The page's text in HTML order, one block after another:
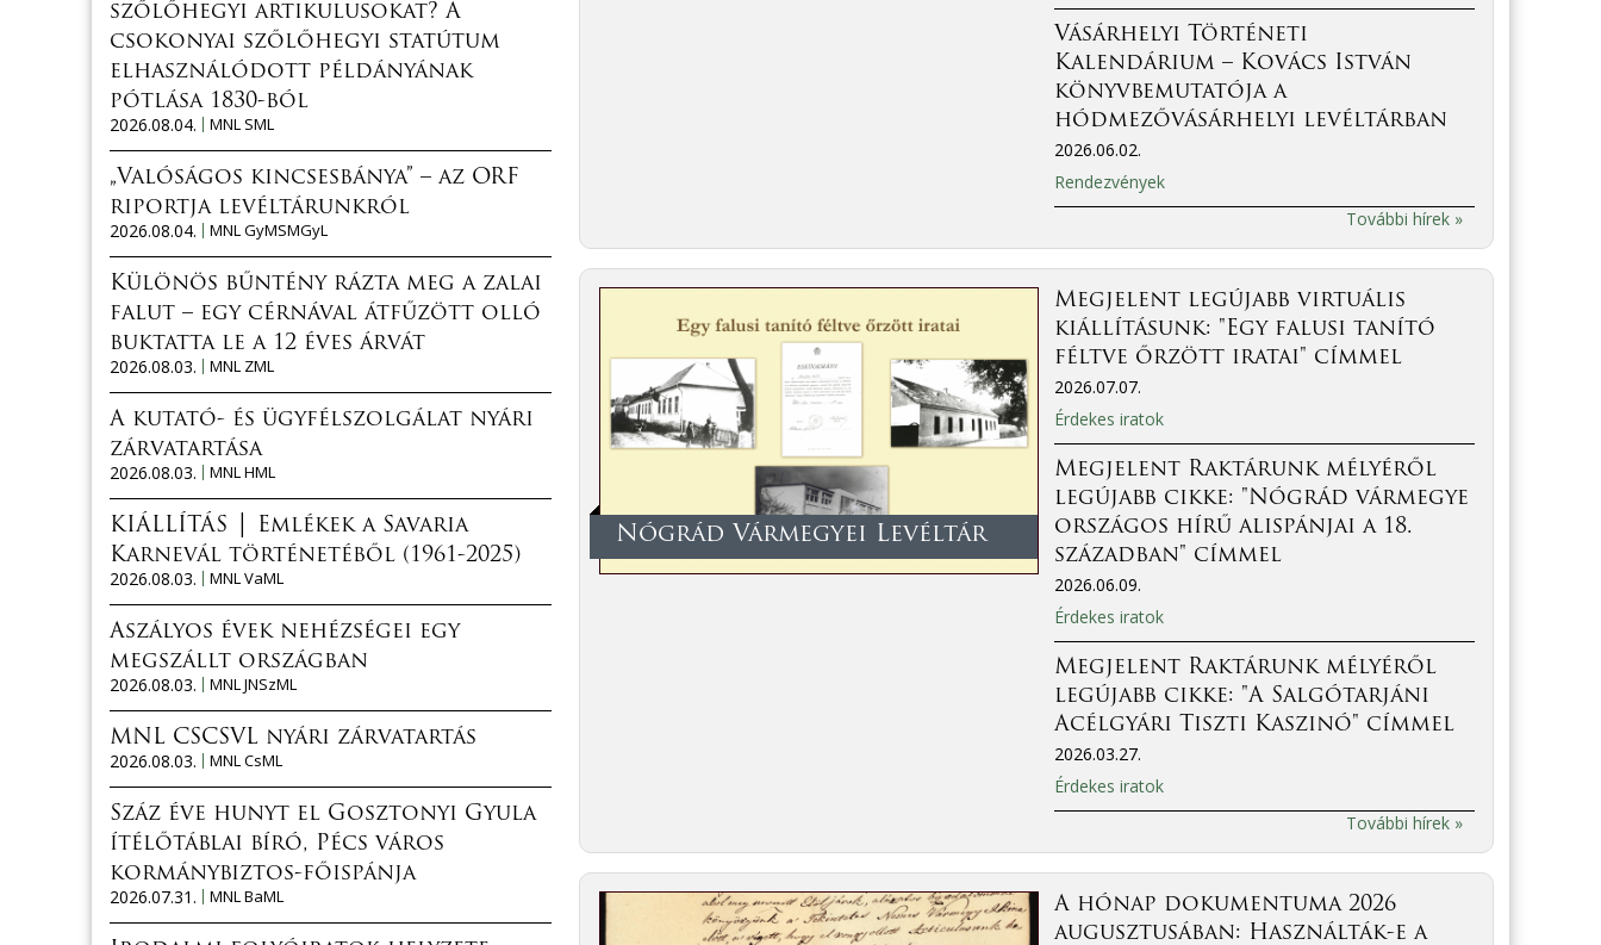
Vásárhelyi Történeti
Kalendárium – Kovács István
könyvbemutatója a
hódmezővásárhelyi levéltárban
2026.06.02.
Rendezvények
További hírek »
Nógrád Vármegyei Levéltár
Megjelent legújabb virtuális
kiállításunk: "Egy falusi tanító
féltve őrzött iratai" címmel
2026.07.07.
Érdekes iratok
Megjelent Raktárunk mélyéről
legújabb cikke: "Nógrád vármegye
országos hírű alispánjai a 18.
században" címmel
2026.06.09.
Érdekes iratok
Megjelent Raktárunk mélyéről
legújabb cikke: "A Salgótarjáni
Acélgyári Tiszti Kaszinó" címmel
2026.03.27.
Érdekes iratok
További hírek »
A hónap dokumentuma 2026
augusztusában: Használták-e a
szőlőhegyi artikulusokat? A
csokonyai szőlőhegyi statútum
elhasználódott példányának
pótlása 1830-ból
2026.08.04.
MNL SML
„Valóságos kincsesbánya” – az ORF
riportja levéltárunkról
2026.08.04.
MNL GyMSMGyL
Különös bűntény rázta meg a zalai
falut – egy cérnával átfűzött olló
buktatta le a 12 éves árvát
2026.08.03.
MNL ZML
A kutató- és ügyfélszolgálat nyári
zárvatartása
2026.08.03.
MNL HML
KIÁLLÍTÁS │ Emlékek a Savaria
Karnevál történetéből (1961-2025)
2026.08.03.
MNL VaML
Aszályos évek nehézségei egy
megszállt országban
2026.08.03.
MNL JNSzML
MNL CSCSVL nyári zárvatartás
2026.08.03.
MNL CsML
Száz éve hunyt el Gosztonyi Gyula
ítélőtáblai bíró, Pécs város
kormánybiztos-főispánja
2026.07.31.
MNL BaML